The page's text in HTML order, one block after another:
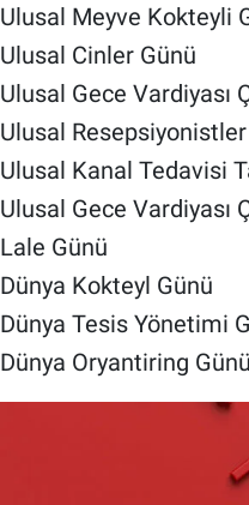
Ulusal Meyve Kokteyli
Ulusal Cinler Günü
Ulusal Gece Vardiyası
Ulusal
Ulusal Kanal Tedavisi
Ulusal Gece Vardiyası
Lale Günü
Dünya Kokteyl Günü
Dünya Tesis Yönetimi
Dünya Oryantiring Günü